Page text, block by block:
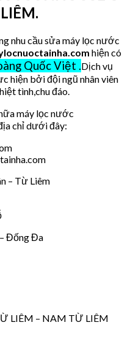
nhu cầu sửa máy lọc nước
hiện có
Quốc Việt .Dịch vụ
hiện bởi đội ngũ nhân viên
tình,chu đáo.
máy lọc nước
chỉ dưới đây:
– Từ Liêm
Đống Đa
LIÊM – NAM TỪ LIÊM